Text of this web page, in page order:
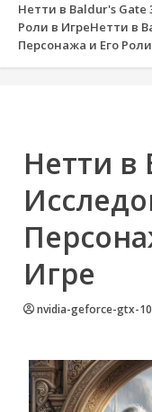
Нетти в Baldur's
Роли в ИгреНетти в
Персонажа и Его
Нетти в
Игре
nvidia-geforce-gtx-